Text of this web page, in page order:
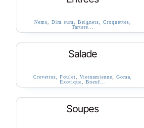
Nems, Dim sum, Beignets, Croquettes,
Tartare…
Salade
Crevettes, Poulet, Vietnamienne, Goma,
Exotique, Boeuf…
Soupes